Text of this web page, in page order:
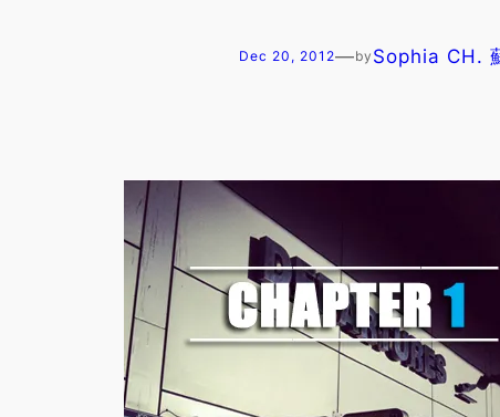
Dec 20, 2012—by Sophia CH.